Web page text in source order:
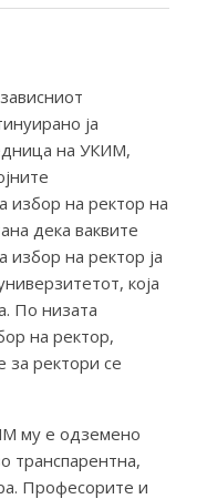
ја
на УКИМ,
избор на ректор на
дека ваквите
избор на ректор ја
која
По низата
на ректор,
за ректори се
му е одземено
транспарентна,
Професорите и